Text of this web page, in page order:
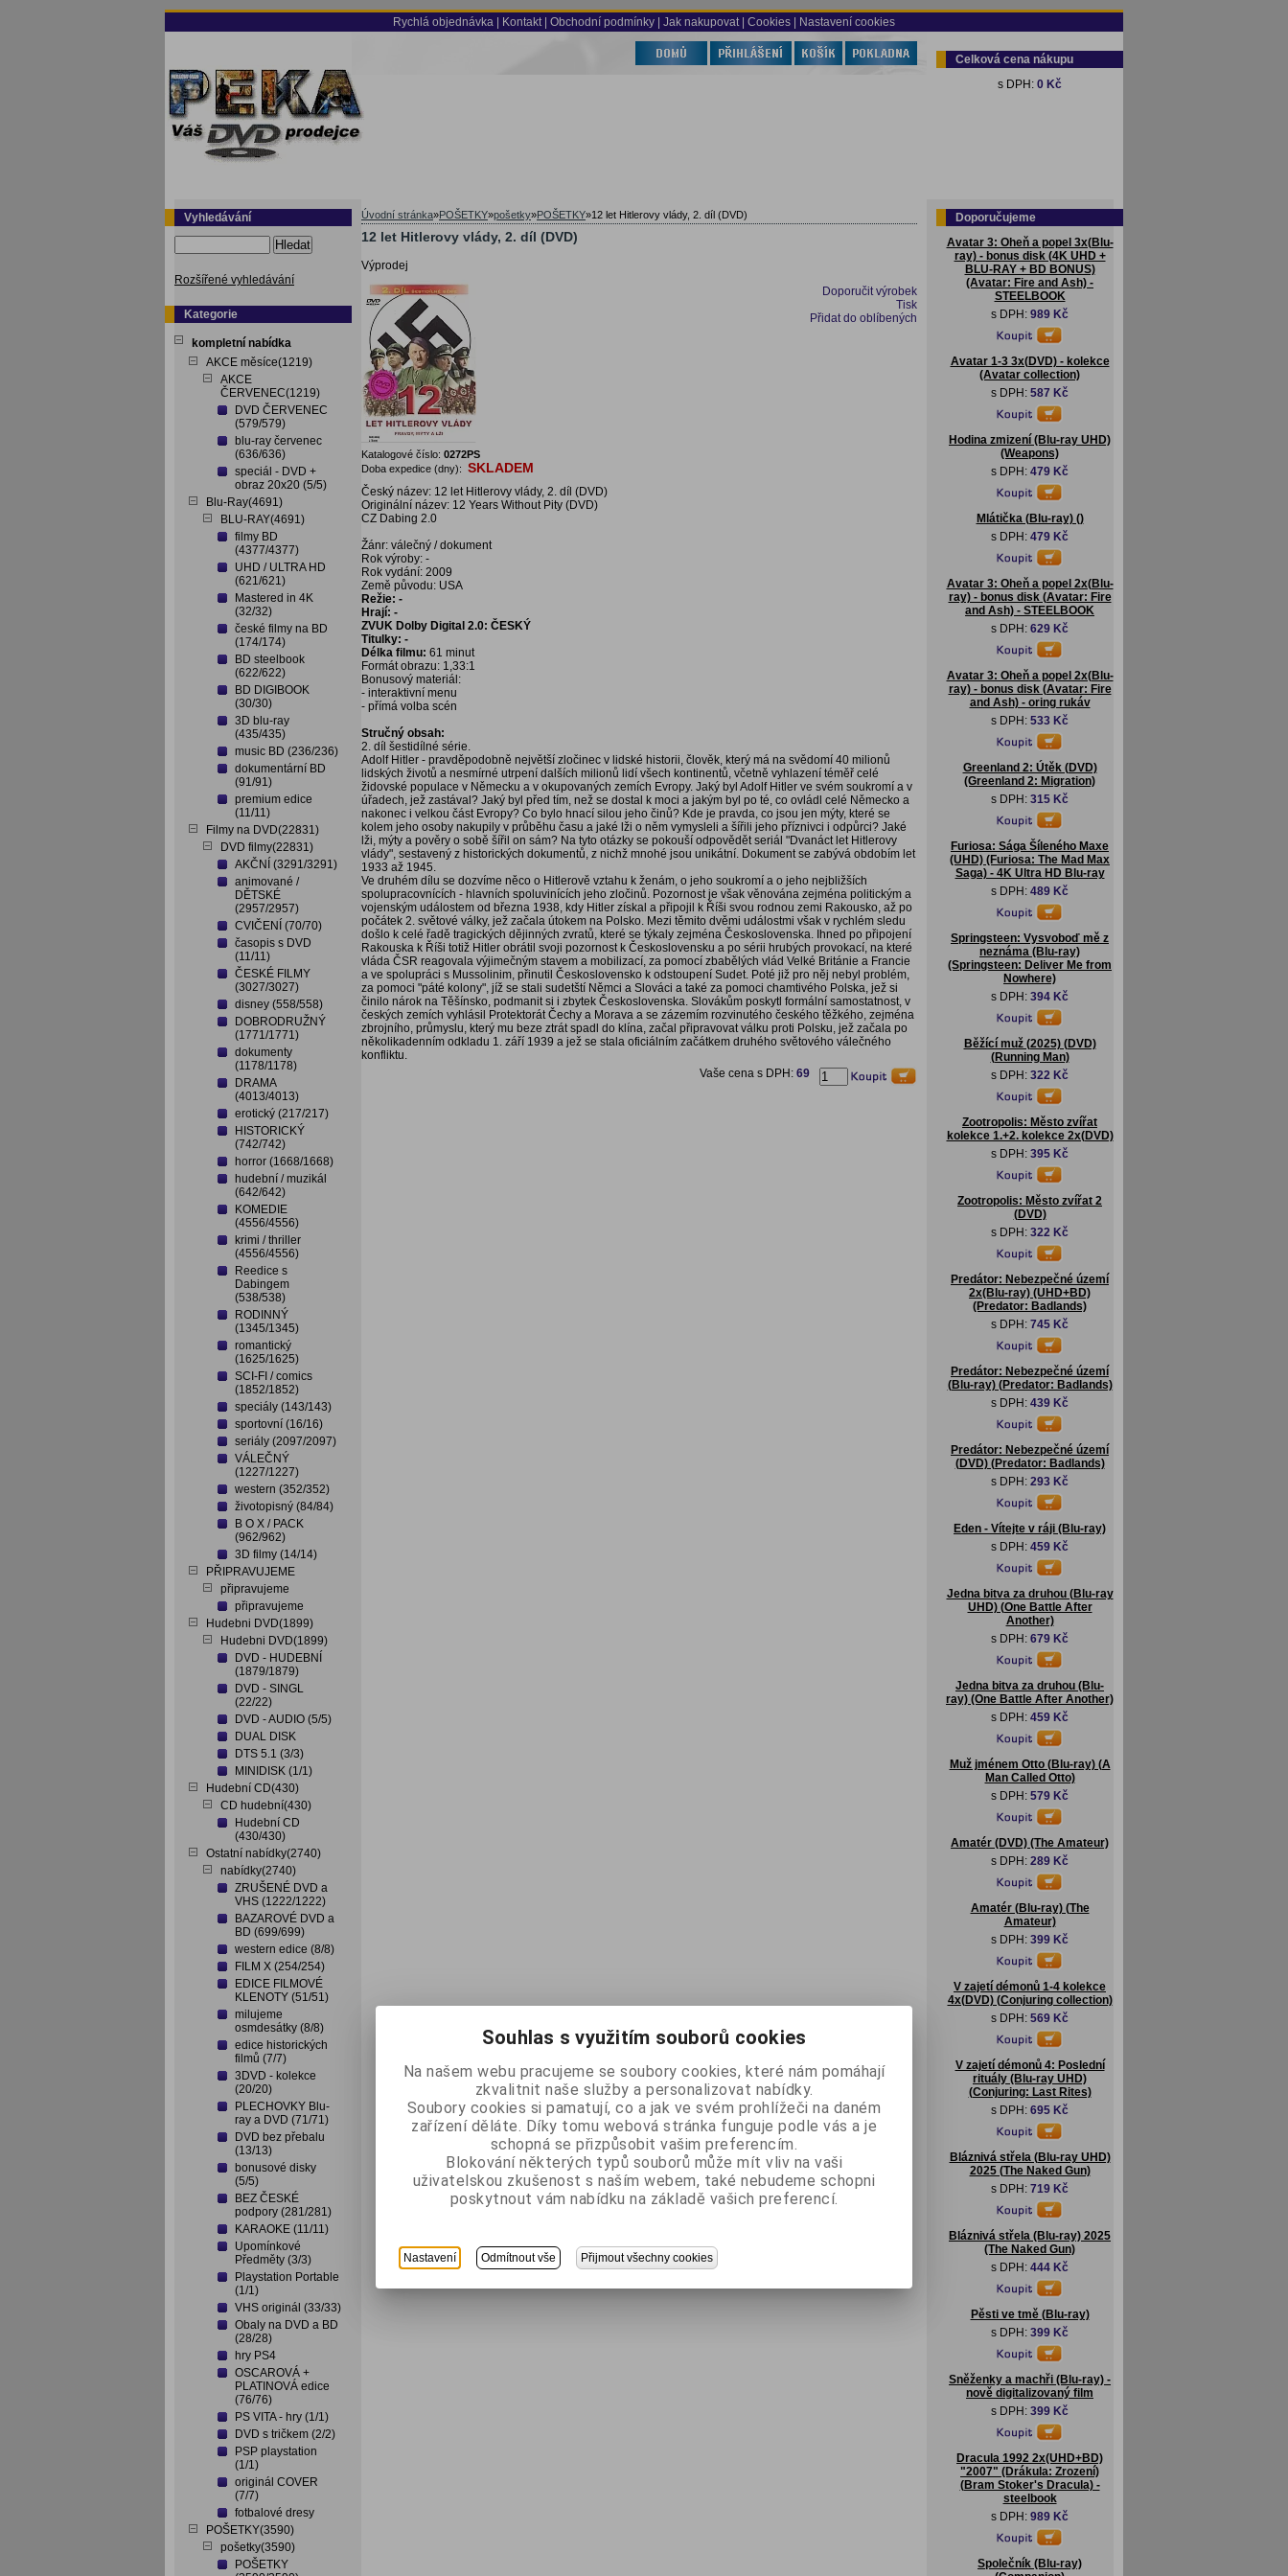
Rychlá objednávka Kontakt Obchodní podmínky Jak nakupovat | Cookies | Nastavení cookies
Celková cena nákupu
s DPH: 0 Kč
Vyhledávání
Hledat
Rozšířené vyhledávání
Kategorie
kompletní nabídka
AKCE měsíce(1219)
AKCE
ČERVENEC(1219)
DVD ČERVENEC
(579/579)
blu-ray červenec
(636/636)
speciál - DVD +
obraz 20x20 (5/5)
Blu-Ray(4691)
BLU-RAY(4691)
filmy BD
(4377/4377)
UHD / ULTRA HD
(621/621)
Mastered in 4K
(32/32)
české filmy na BD
(174/174)
BD steelbook
(622/622)
BD DIGIBOOK
(30/30)
3D blu-ray
(435/435)
music BD (236/236)
dokumentární BD
(91/91)
premium edice
(11/11)
Filmy na DVD(22831)
DVD filmy(22831)
AKČNÍ (3291/3291)
animované /
DĚTSKÉ
(2957/2957)
CVIČENÍ (70/70)
časopis s DVD
(11/11)
ČESKÉ FILMY
(3027/3027)
disney (558/558)
DOBRODRUŽNÝ
(1771/1771)
dokumenty
(1178/1178)
DRAMA
(4013/4013)
erotický (217/217)
HISTORICKÝ
(742/742)
horror (1668/1668)
hudební / muzikál
(642/642)
KOMEDIE
(4556/4556)
krimi / thriller
(4556/4556)
Reedice s
Dabingem
(538/538)
RODINNÝ
(1345/1345)
romantický
(1625/1625)
SCI-FI / comics
(1852/1852)
speciály (143/143)
sportovní (16/16)
seriály (2097/2097)
VÁLEČNÝ
(1227/1227)
western (352/352)
životopisný (84/84)
B O X / PACK
(962/962)
3D filmy (14/14)
PŘIPRAVUJEME
připravujeme
připravujeme
Hudebni DVD(1899)
Hudebni DVD(1899)
DVD - HUDEBNÍ
(1879/1879)
DVD - SINGL
(22/22)
DVD - AUDIO (5/5)
DUAL DISK
DTS 5.1 (3/3)
MINIDISK (1/1)
Hudební CD(430)
CD hudební(430)
Hudební CD
(430/430)
Ostatní nabídky(2740)
nabídky(2740)
ZRUŠENÉ DVD a
VHS (1222/1222)
BAZAROVÉ DVD a
BD (699/699)
western edice (8/8)
FILM X (254/254)
EDICE FILMOVÉ
KLENOTY (51/51)
milujeme
osmdesátky (8/8)
edice historických
filmů (7/7)
3DVD - kolekce
(20/20)
PLECHOVKY Blu-
ray a DVD (71/71)
DVD bez přebalu
(13/13)
bonusové disky
(5/5)
BEZ ČESKÉ
podpory (281/281)
KARAOKE (11/11)
Upomínkové
Předměty (3/3)
Playstation Portable
(1/1)
VHS originál (33/33)
Obaly na DVD a BD
(28/28)
hry PS4
OSCAROVÁ +
PLATINOVÁ edice
(76/76)
PS VITA - hry (1/1)
DVD s tričkem (2/2)
PSP playstation
(1/1)
originál COVER
(7/7)
fotbalové dresy
POŠETKY(3590)
pošetky(3590)
POŠETKY
Úvodní stránka»POŠETKY»pošetky»POŠETKY»12 let Hitlerovy vlády, 2. díl (DVD)
12 let Hitlerovy vlády, 2. díl (DVD)
Výprodej
Doporučit výrobek
Tisk
Přidat do oblíbených
Katalogové číslo: 0272PS
Doba expedice (dny): SKLADEM
Český název: 12 let Hitlerovy vlády, 2. díl (DVD)
Originální název: 12 Years Without Pity (DVD)
CZ Dabing 2.0
Žánr: válečný / dokument
Rok výroby: -
Rok vydání: 2009
Země původu: USA
Režie: -
Hrají: -
ZVUK Dolby Digital 2.0: ČESKÝ
Titulky: -
Délka filmu: 61 minut
Formát obrazu: 1,33:1
Bonusový materiál:
- interaktivní menu
- přímá volba scén
Stručný obsah:
2. díl šestidílné série.
Adolf Hitler - pravděpodobně největší zločinec v lidské historii, člověk, který má na svědomí 40 milionů
lidských životů a nesmírné utrpení dalších milionů lidí všech kontinentů, včetně vyhlazení téměř celé
židovské populace v Německu a v okupovaných zemích Evropy. Jaký byl Adolf Hitler ve svém soukromí a v
úřadech, jež zastával? Jaký byl před tím, než se dostal k moci a jakým byl po té, co ovládl celé Německo a
nakonec i velkou část Evropy? Co bylo hnací silou jeho činů? Kde je pravda, co jsou jen mýty, které se
kolem jeho osoby nakupily v průběhu času a jaké lži o něm vymysleli a šířili jeho příznivci i odpůrci? Jaké
lži, mýty a pověry o sobě šířil on sám? Na tyto otázky se pokouší odpovědět seriál "Dvanáct let Hitlerovy
vlády", sestavený z historických dokumentů, z nichž mnohé jsou unikátní. Dokument se zabývá obdobím let
1933 až 1945.
Ve druhém dílu se dozvíme něco o Hitlerově vztahu k ženám, o jeho soukromí a o jeho nejbližších
spolupracovnících - hlavních spoluvinících jeho zločinů. Pozornost je však věnována zejména politickým a
vojenským událostem od března 1938, kdy Hitler získal a připojil k Říši svou rodnou zemi Rakousko, až po
počátek 2. světové války, jež začala útokem na Polsko. Mezi těmito dvěmi událostmi však v rychlém sledu
došlo k celé řadě tragických dějinných zvratů, které se týkaly zejména Československa. Ihned po připojení
Rakouska k Říši totiž Hitler obrátil svoji pozornost k Československu a po sérii hrubých provokací, na které
vláda ČSR reagovala výjimečným stavem a mobilizací, za pomocí zbabělých vlád Velké Británie a Francie
a ve spolupráci s Mussolinim, přinutil Československo k odstoupení Sudet. Poté již pro něj nebyl problém,
za pomoci "páté kolony", jíž se stali sudetští Němci a Slováci a také za pomoci chamtivého Polska, jež si
činilo nárok na Těšínsko, podmanit si i zbytek Československa. Slovákům poskytl formální samostatnost, v
českých zemích vyhlásil Protektorát Čechy a Morava a se zázemím rozvinutého českého těžkého, zejména
zbrojního, průmyslu, který mu beze ztrát spadl do klína, začal připravovat válku proti Polsku, jež začala po
několikadenním odkladu 1. září 1939 a jež se stala oficiálním začátkem druhého světového válečného
konfliktu.
Vaše cena s DPH: 69
Doporučujeme
Avatar 3: Oheň a popel 3x(Blu-
ray) - bonus disk (4K UHD +
BLU-RAY + BD BONUS)
(Avatar: Fire and Ash) -
STEELBOOK
s DPH: 989 Kč
Avatar 1-3 3x(DVD) - kolekce
(Avatar collection)
s DPH: 587 Kč
Hodina zmizení (Blu-ray UHD)
(Weapons)
s DPH: 479 Kč
Mlátička (Blu-ray) ()
s DPH: 479 Kč
Avatar 3: Oheň a popel 2x(Blu-
ray) - bonus disk (Avatar: Fire
and Ash) - STEELBOOK
s DPH: 629 Kč
Avatar 3: Oheň a popel 2x(Blu-
ray) - bonus disk (Avatar: Fire
and Ash) - oring rukáv
s DPH: 533 Kč
Greenland 2: Útěk (DVD)
(Greenland 2: Migration)
s DPH: 315 Kč
Furiosa: Sága Šíleného Maxe
(UHD) (Furiosa: The Mad Max
Saga) - 4K Ultra HD Blu-ray
s DPH: 489 Kč
Springsteen: Vysvoboď mě z
neznáma (Blu-ray)
(Springsteen: Deliver Me from
Nowhere)
s DPH: 394 Kč
Běžící muž (2025) (DVD)
(Running Man)
s DPH: 322 Kč
Zootropolis: Město zvířat
kolekce 1.+2. kolekce 2x(DVD)
s DPH: 395 Kč
Zootropolis: Město zvířat 2
(DVD)
s DPH: 322 Kč
Predátor: Nebezpečné území
2x(Blu-ray) (UHD+BD)
(Predator: Badlands)
s DPH: 745 Kč
Predátor: Nebezpečné území
(Blu-ray) (Predator: Badlands)
s DPH: 439 Kč
Predátor: Nebezpečné území
(DVD) (Predator: Badlands)
s DPH: 293 Kč
Eden - Vítejte v ráji (Blu-ray)
s DPH: 459 Kč
Jedna bitva za druhou (Blu-ray
UHD) (One Battle After
Another)
s DPH: 679 Kč
Jedna bitva za druhou (Blu-
ray) (One Battle After Another)
s DPH: 459 Kč
Muž jménem Otto (Blu-ray) (A
Man Called Otto)
s DPH: 579 Kč
Amatér (DVD) (The Amateur)
s DPH: 289 Kč
Amatér (Blu-ray) (The
Amateur)
s DPH: 399 Kč
V zajetí démonů 1-4 kolekce
4x(DVD) (Conjuring collection)
s DPH: 569 Kč
V zajetí démonů 4: Poslední
rituály (Blu-ray UHD)
(Conjuring: Last Rites)
s DPH: 695 Kč
Bláznivá střela (Blu-ray UHD)
2025 (The Naked Gun)
s DPH: 719 Kč
Bláznivá střela (Blu-ray) 2025
(The Naked Gun)
s DPH: 444 Kč
Pěsti ve tmě (Blu-ray)
s DPH: 399 Kč
Sněženky a machři (Blu-ray) -
nově digitalizovaný film
s DPH: 399 Kč
Dracula 1992 2x(UHD+BD)
"2007" (Drákula: Zrození)
(Bram Stoker's Dracula) -
steelbook
s DPH: 989 Kč
Společník (Blu-ray)
Souhlas s využitím souborů cookies
Na našem webu pracujeme se soubory cookies, které nám pomáhají
zkvalitnit naše služby a personalizovat nabídky.
Soubory cookies si pamatují, co a jak ve svém prohlížeči na daném
zařízení děláte. Díky tomu webová stránka funguje podle vás a je
schopná se přizpůsobit vašim preferencím.
Blokování některých typů souborů může mít vliv na vaši
uživatelskou zkušenost s naším webem, také nebudeme schopni
poskytnout vám nabídku na základě vašich preferencí.
Nastavení Odmítnout vše Přijmout všechny cookies